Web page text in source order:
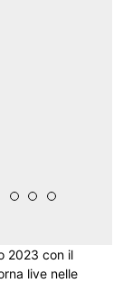
2023 con il
live nelle